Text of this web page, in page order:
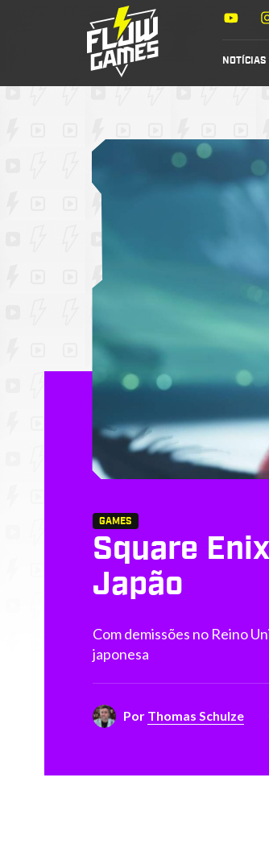
NOTÍCIAS
GAMES
Square
Japão
Com demissões no Reino
japonesa
Por Thomas Schulze